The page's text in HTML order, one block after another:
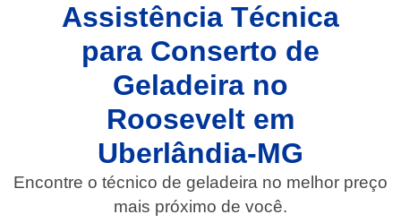
Assistência Técnica
para Conserto de
Geladeira no
Roosevelt em
Uberlândia-MG
Encontre o técnico de geladeira no melhor preço
mais próximo de você.